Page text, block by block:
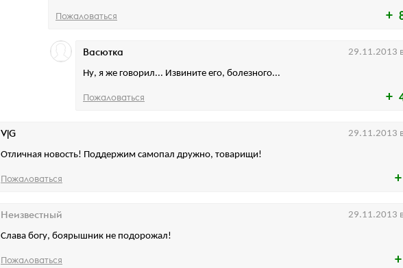
Пожаловаться
Ну, я же говорил... Извините его, болезного...
Васютка 29.11.2013
Пожаловаться
Отличная новость! Поддержим самопал дружно, товарищи!
V|G 29.11.2013
Пожаловаться
Слава богу, боярышник не подорожал!
Неизвестный 29.11.2013
Пожаловаться